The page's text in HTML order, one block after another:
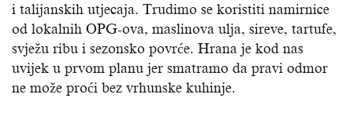
i talijanskih utjecaja. Trudimo se koristiti namirnice
od lokalnih OPG-ova, maslinova ulja, sireve, tartufe,
svježu ribu i sezonsko povrće. Hrana je kod nas
uvijek u prvom planu jer smatramo da pravi odmor
ne može proći bez vrhunske kuhinje.